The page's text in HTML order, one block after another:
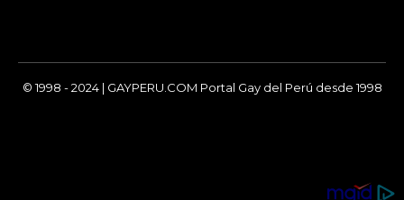
© 1998 - 2024 | GAYPERU.COM Portal Gay del Perú desde 1998